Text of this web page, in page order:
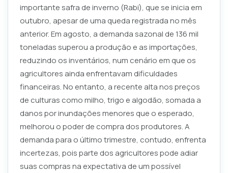
importante safra de inverno (Rabi), que se inicia em
outubro, apesar de uma queda registrada no mês
anterior. Em agosto, a demanda sazonal de 136 mil
toneladas superou a produção e as importações,
reduzindo os inventários, num cenário em que os
agricultores ainda enfrentavam dificuldades
financeiras. No entanto, a recente alta nos preços
de culturas como milho, trigo e algodão, somada a
danos por inundações menores que o esperado,
melhorou o poder de compra dos produtores. A
demanda para o último trimestre, contudo, enfrenta
incertezas, pois parte dos agricultores pode adiar
suas compras na expectativa de um possível